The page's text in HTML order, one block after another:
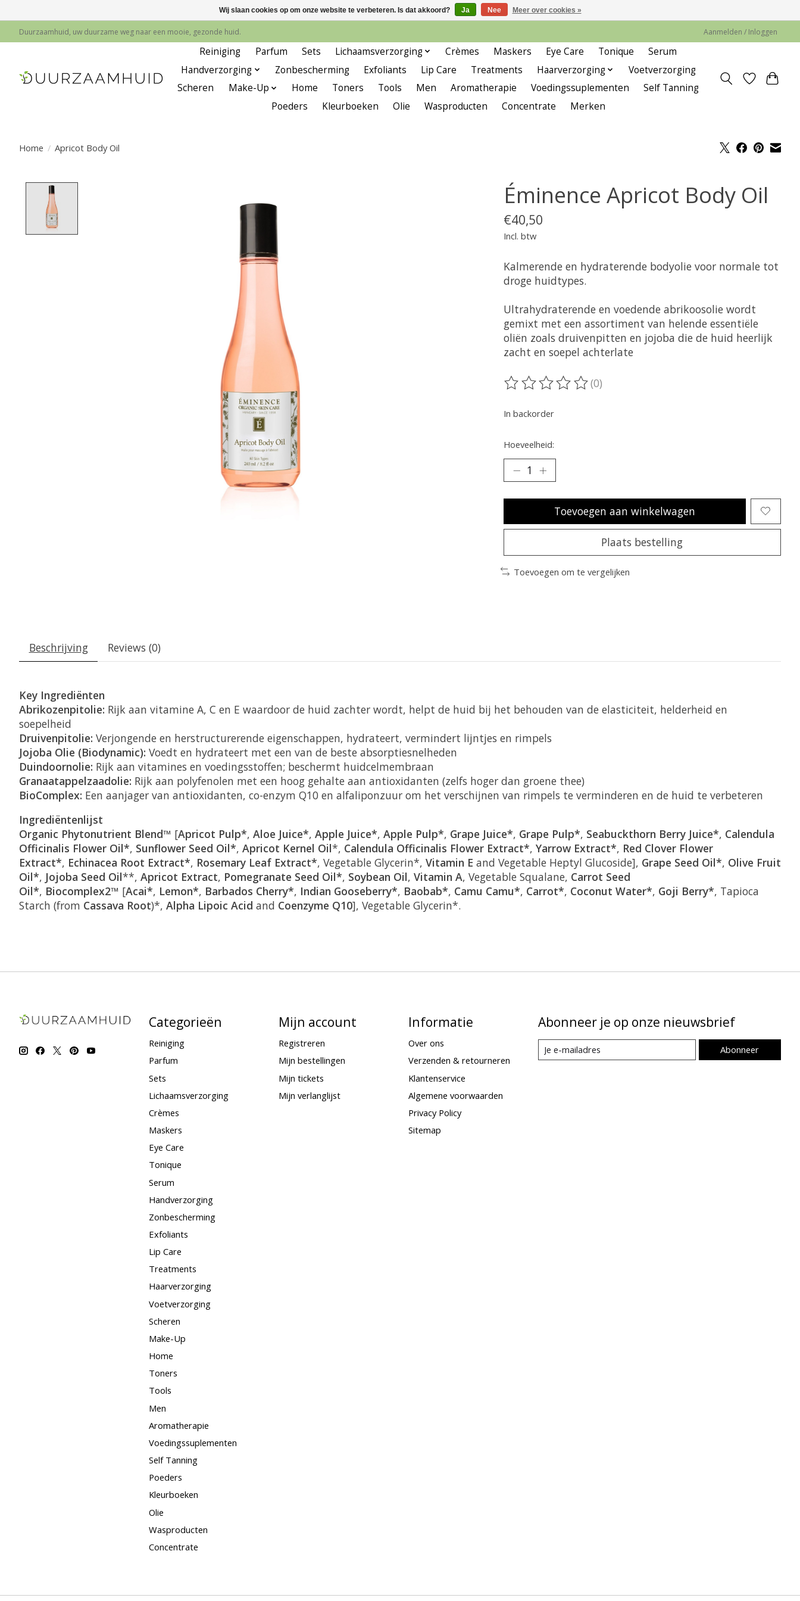
Duurzaamhuid, uw duurzame weg naar een mooie, gezonde huid. Aanmelden / Inloggen
Reiniging Parfum Sets Lichaamsverzorging Crèmes Maskers Eye Care Tonique
Serum
Handverzorging
Zonbescherming Exfoliants Lip Care Treatments Haarverzorging
Voetverzorging
Scheren
Make-Up Home Toners Tools Men Aromatherapie Voedingssuplementen
Self Tanning
Poeders
Kleurboeken Olie Wasproducten Concentrate Merken
Home / Apricot Body Oil
Éminence Apricot Body Oil
€40,50
Incl. btw
Kalmerende en hydraterende bodyolie voor normale tot
droge huidtypes.
Ultrahydraterende en voedende abrikoosolie wordt
gemixt met een assortiment van helende essentiële
oliën zoals druivenpitten en jojoba die de huid heerlijk
zacht en soepel achterlate
De beoordeling van dit product is
(0)
In backorder
Hoeveelheid:
Toevoegen aan winkelwagen
Plaats bestelling
Toevoegen om te vergelijken
Beschrijving Reviews (0)
Key Ingrediënten
Abrikozenpitolie: Rijk aan vitamine A, C en E waardoor de huid zachter wordt, helpt de huid bij het behouden van de elasticiteit, helderheid en
soepelheid
Druivenpitolie: Verjongende en herstructurerende eigenschappen, hydrateert, vermindert lijntjes en rimpels
Jojoba Olie (Biodynamic): Voedt en hydrateert met een van de beste absorptiesnelheden
Duindoornolie: Rijk aan vitamines en voedingsstoffen; beschermt huidcelmembraan
Granaatappelzaadolie: Rijk aan polyfenolen met een hoog gehalte aan antioxidanten (zelfs hoger dan groene thee)
BioComplex: Een aanjager van antioxidanten, co-enzym Q10 en alfaliponzuur om het verschijnen van rimpels te verminderen en de huid te verbeteren
Ingrediëntenlijst
Organic Phytonutrient Blend™ [Apricot Pulp*, Aloe Juice*, Apple Juice*, Apple Pulp*, Grape Juice*, Grape Pulp*, Seabuckthorn Berry Juice*, Calendula
Officinalis Flower Oil*, Sunflower Seed Oil*, Apricot Kernel Oil*, Calendula Officinalis Flower Extract*, Yarrow Extract*, Red Clover Flower
Extract*, Echinacea Root Extract*, Rosemary Leaf Extract*, Vegetable Glycerin*, Vitamin E and Vegetable Heptyl Glucoside], Grape Seed Oil*, Olive Fruit
Oil*, Jojoba Seed Oil**, Apricot Extract, Pomegranate Seed Oil*, Soybean Oil, Vitamin A, Vegetable Squalane, Carrot Seed
Oil*, Biocomplex2™ [Acai*, Lemon*, Barbados Cherry*, Indian Gooseberry*, Baobab*, Camu Camu*, Carrot*, Coconut Water*, Goji Berry*, Tapioca
Starch (from Cassava Root)*, Alpha Lipoic Acid and Coenzyme Q10], Vegetable Glycerin*.
Categorieën
Reiniging
Parfum
Sets
Lichaamsverzorging
Crèmes
Maskers
Eye Care
Tonique
Serum
Handverzorging
Zonbescherming
Exfoliants
Lip Care
Treatments
Haarverzorging
Voetverzorging
Scheren
Make-Up
Home
Toners
Tools
Men
Aromatherapie
Voedingssuplementen
Self Tanning
Poeders
Kleurboeken
Olie
Wasproducten
Concentrate
Mijn account
Registreren
Mijn bestellingen
Mijn tickets
Mijn verlanglijst
Informatie
Over ons
Verzenden & retourneren
Klantenservice
Algemene voorwaarden
Privacy Policy
Sitemap
Abonneer je op onze nieuwsbrief
Abonneer
Wij slaan cookies op om onze website te verbeteren. Is dat akkoord? Ja Nee Meer over cookies »